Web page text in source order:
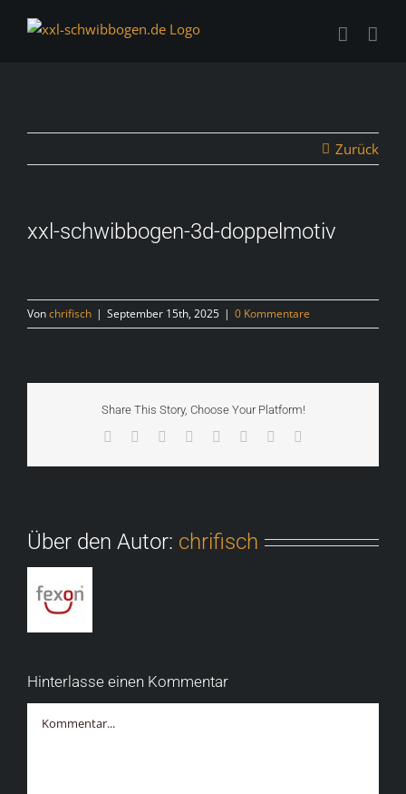
Inhalt
Zurück
xxl-schwibbogen-3d-doppelmotiv
Vonchrifisch | September 15th, 2025 | 0 Kommentare
Share This Story, Choose Your Platform!
Facebook Reddit LinkedIn
TumblrPinterest
Über den Autor: chrifisch
Hinterlasse einen Kommentar